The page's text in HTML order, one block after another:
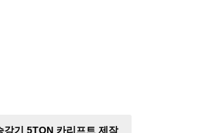
강기 5TON 카리프트 제작